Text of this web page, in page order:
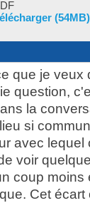
(54MB)
que je
question,
la
si
avec
voir
coup moins
Cet